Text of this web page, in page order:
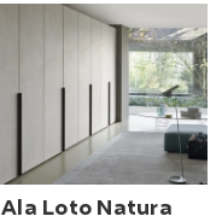
Ala Loto Natura